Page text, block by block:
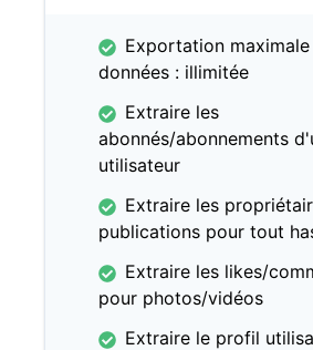
Exportation
données : illimitée
Extraire les
abonnés/abonnements
utilisateur
Extraire les
publications pour tout
Extraire les likes/
pour photos/vidéos
Extraire le profil